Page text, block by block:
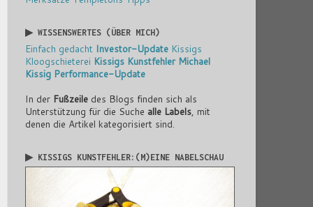
▶ WISSENSWERTES (ÜBER MICH)
Einfach gedacht Investor-Update Kissigs
Kloogschieterei Kissigs Kunstfehler Michael
Kissig Performance-Update
In der Fußzeile des Blogs finden sich als
Unterstützung für die Suche alle Labels , mit
denen die Artikel kategorisiert sind.
▶ KISSIGS KUNSTFEHLER:(M)EINE NABELSCHAU